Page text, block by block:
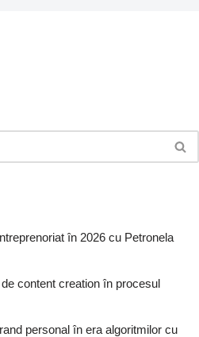
în 2026 cu Petronela
content creation în procesul
personal în era algoritmilor cu